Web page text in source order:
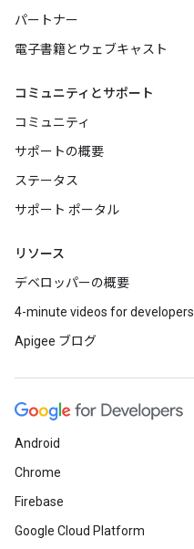
パートナー
電子書籍とウェブキャスト
コミュニティとサポート
コミュニティ
サポートの概要
ステータス
サポート ポータル
リソース
デベロッパーの概要
4-minute videos for developers
Apigee ブログ
Android
Chrome
Firebase
Google Cloud Platform